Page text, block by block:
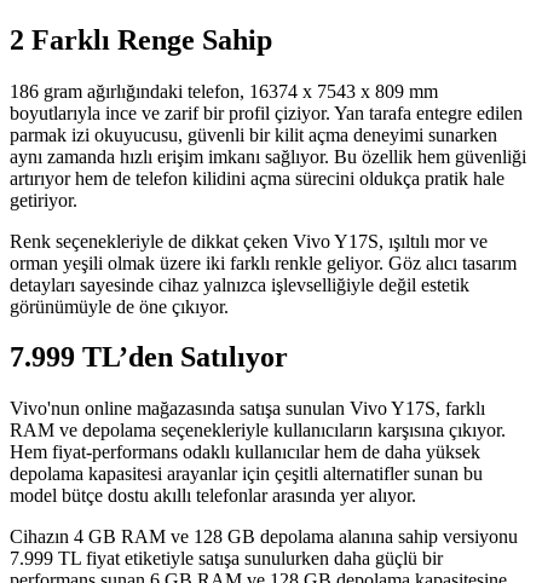
2 Farklı Renge Sahip
186 gram ağırlığındaki telefon, 16374 x 7543 x 809 mm
boyutlarıyla ince ve zarif bir profil çiziyor. Yan tarafa entegre edilen
parmak izi okuyucusu, güvenli bir kilit açma deneyimi sunarken
aynı zamanda hızlı erişim imkanı sağlıyor. Bu özellik hem güvenliği
artırıyor hem de telefon kilidini açma sürecini oldukça pratik hale
getiriyor.
Renk seçenekleriyle de dikkat çeken Vivo Y17S, ışıltılı mor ve
orman yeşili olmak üzere iki farklı renkle geliyor. Göz alıcı tasarım
detayları sayesinde cihaz yalnızca işlevselliğiyle değil estetik
görünümüyle de öne çıkıyor.
7.999 TL’den Satılıyor
Vivo'nun online mağazasında satışa sunulan Vivo Y17S, farklı
RAM ve depolama seçenekleriyle kullanıcıların karşısına çıkıyor.
Hem fiyat-performans odaklı kullanıcılar hem de daha yüksek
depolama kapasitesi arayanlar için çeşitli alternatifler sunan bu
model bütçe dostu akıllı telefonlar arasında yer alıyor.
Cihazın 4 GB RAM ve 128 GB depolama alanına sahip versiyonu
7.999 TL fiyat etiketiyle satışa sunulurken daha güçlü bir